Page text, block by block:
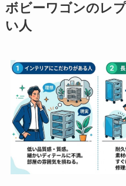
ボビーワゴンのレ
い人